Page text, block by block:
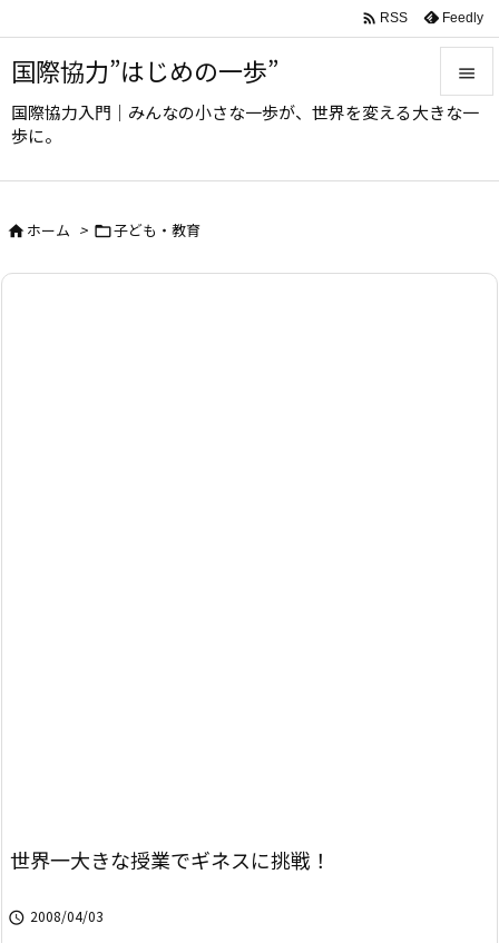
国際協力”はじめの一歩”
国際協力入門｜みんなの小さな一歩が、世界を変える大きな一
歩に。



 RSS Feedly
ホーム > 子ども・教育
世界一大きな授業でギネスに挑戦！
 2008/04/03